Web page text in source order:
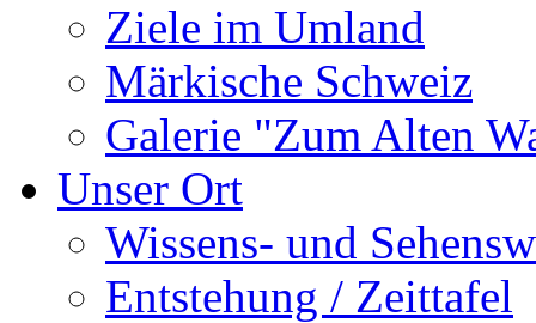
Ziele im Umland
Märkische Schweiz
Galerie "Zum Alten
Unser Ort
Wissens- und
Entstehung / Zeittafel